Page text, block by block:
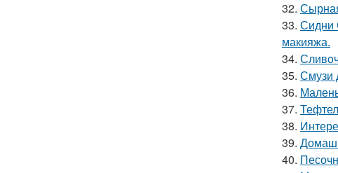
32.
33. Сидни
макияжа.
34.
35. Смузи
36.
37.
38.
39.
40.